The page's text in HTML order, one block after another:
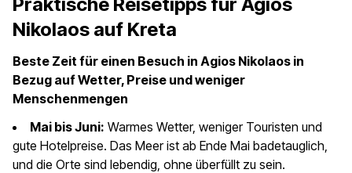
Nikolaos auf Kreta
Beste Zeit für einen Besuch in Agios Nikolaos in
Bezug auf Wetter, Preise und weniger
Menschenmengen
Mai bis Juni: Warmes Wetter, weniger Touristen und
gute Hotelpreise. Das Meer ist ab Ende Mai badetauglich,
und die Orte sind lebendig, ohne überfüllt zu sein.